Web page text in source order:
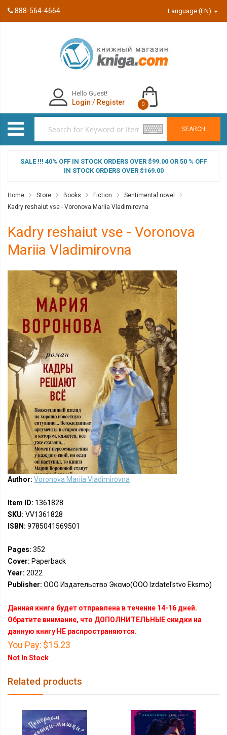
888-564-4664 Language (EN)
SEARCH
Hello Guest!
Login / Register 0
SALE !!! 40% OFF IN STOCK ORDERS OVER $99.00 OR 50 % OFF
IN STOCK ORDERS OVER $169.00
Home Store Books Fiction
Sentimental novel
Kadry reshaiut vse - Voronova Mariia Vladimirovna
Kadry reshaiut vse - Voronova
Mariia Vladimirovna
Author: Voronova Mariia Vladimirovna
Item ID: 1361828
SKU: VV1361828
ISBN: 9785041569501
Pages: 352
Cover: Paperback
Year: 2022
Publisher: ООО Издательство Эксмо(OOO Izdatel'stvo Eksmo)
Данная книга будет отправлена в течение 14-16 дней.
Обратите внимание, что ДОПОЛНИТЕЛЬНЫЕ скидки на
данную книгу НЕ распространяются.
You Pay: $15.23
Not In Stock
Related products